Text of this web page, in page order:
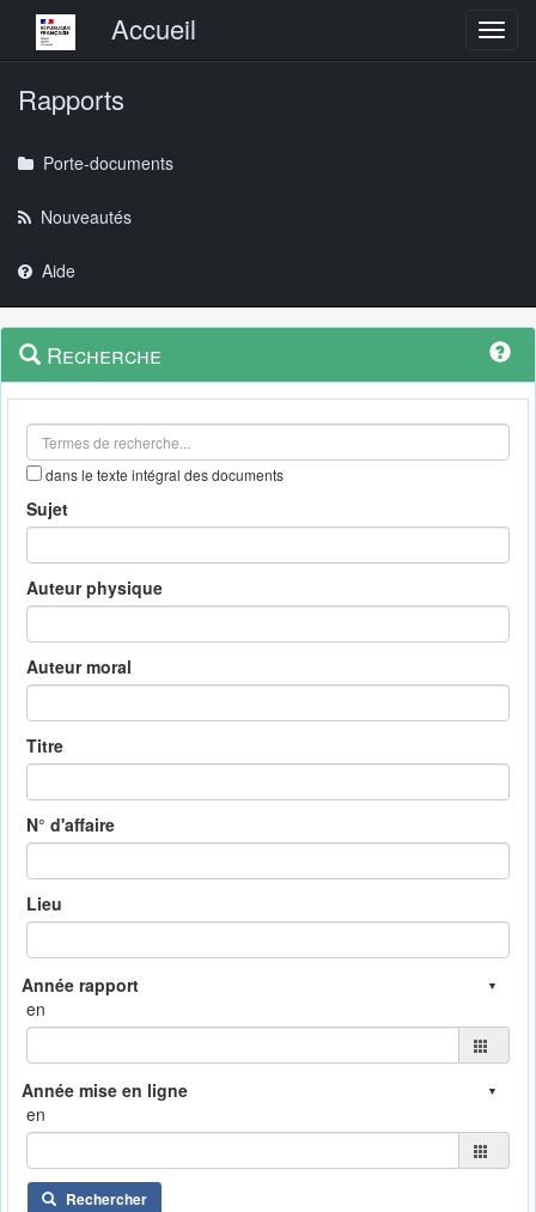
Menu principalAccueil
Rapports
Porte-documents
Nouveautés
Aide
Navigation
outils
Menu
contextuel
Recherche
dans le texte intégral des documents
Sujet
Auteur physique
Auteur moral
Titre
N° d'affaire
Lieu
en
en
Rechercher